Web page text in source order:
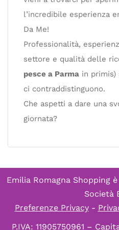
l’incredibile esperienza
Da Me!
Professionalità,
settore e qualità delle
pesce a Parma in primis)
ci contraddistinguono.
Che aspetti a dare una
giornata?
Emilia Romagna Shopping
Società
Preferenze Privacy-
P.IVA: 11905750961 –